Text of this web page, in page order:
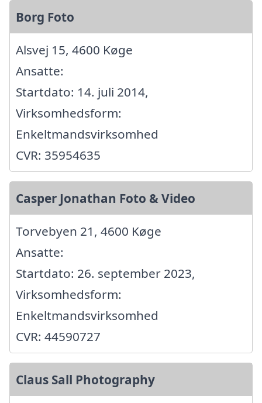
Borg Foto
Alsvej 15, 4600 Køge
Ansatte:
Startdato: 14. juli 2014,
Virksomhedsform:
Enkeltmandsvirksomhed
CVR: 35954635
Casper Jonathan Foto & Video
Torvebyen 21, 4600 Køge
Ansatte:
Startdato: 26. september 2023,
Virksomhedsform:
Enkeltmandsvirksomhed
CVR: 44590727
Claus Sall Photography